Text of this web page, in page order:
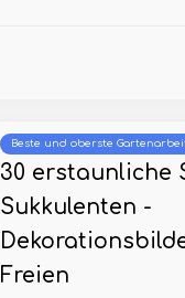
Beste und oberste
30 erstaunliche
Sukkulenten -
Freien